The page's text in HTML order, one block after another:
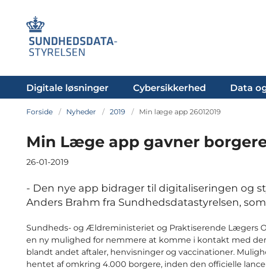
Digitale løsninger Cybersikkerhed Data
Forside Nyheder 2019 Min læge app 26012019
Min Læge app gavner
26-01-2019
- Den nye app bidrager til digitaliseringen og
Anders Brahm fra Sundhedsdatastyrelsen,
Sundheds- og Ældreministeriet og Praktiserende Lægers
en ny mulighed for nemmere at komme i kontakt med
blandt andet aftaler, henvisninger og vaccinationer.
hentet af omkring 4.000 borgere, inden den officielle